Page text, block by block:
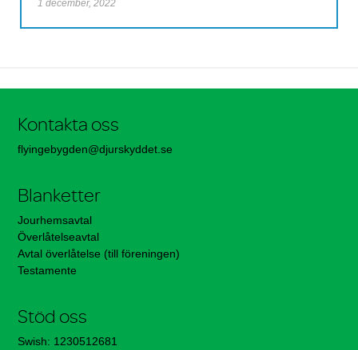
1 december, 2022
Kontakta oss
flyingebygden@djurskyddet.se
Blanketter
Jourhemsavtal
Överlåtelseavtal
Avtal överlåtelse (till föreningen)
Testamente
Stöd oss
Swish: 1230512681